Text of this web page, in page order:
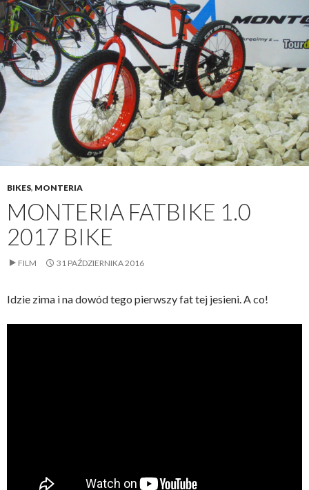
BIKES, MONTERIA
MONTERIA FATBIKE 1.0
2017 BIKE
FILM 31 PAŹDZIERNIKA 2016
Idzie zima i na dowód tego pierwszy fat tej jesieni. A co!